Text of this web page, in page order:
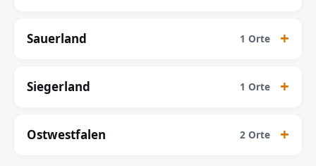
Sauerland 1 Orte
Siegerland 1 Orte
Ostwestfalen 2 Orte